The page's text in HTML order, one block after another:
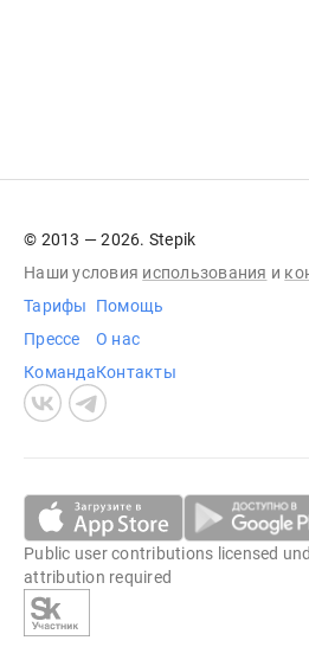
© 2013 — 2026. Stepik
Наши условия использования и
Тарифы
Прессе
Команда
Помощь
О нас
Контакты
Public user contributions licensed
attribution required